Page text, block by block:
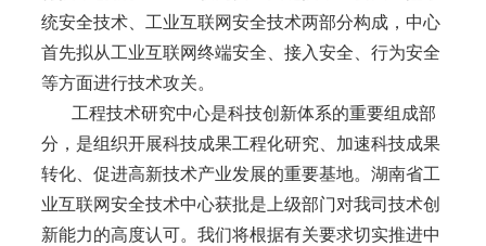
统安全技术、工业互联网安全技术两部分构成，中心
首先拟从工业互联网终端安全、接入安全、行为安全
等方面进行技术攻关。
工程技术研究中心是科技创新体系的重要组成部
分，是组织开展科技成果工程化研究、加速科技成果
转化、促进高新技术产业发展的重要基地。湖南省工
业互联网安全技术中心获批是上级部门对我司技术创
新能力的高度认可。我们将根据有关要求切实推进中